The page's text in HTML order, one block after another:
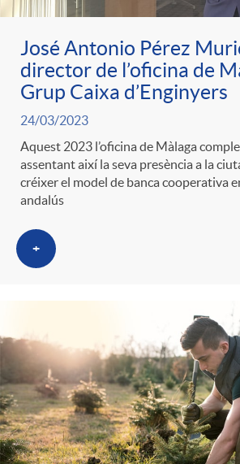
José Antonio Pérez
director de l’oficina de
Grup Caixa d’Enginyers
24/03/2023
Aquest 2023 l’oficina de Màlaga
assentant així la seva presència a la
créixer el model de banca cooperativa
andalús
+